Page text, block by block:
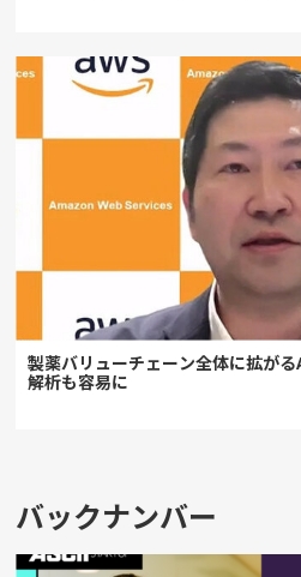
製薬バリューチェーン全体に拡が
解析も容易に
バックナンバー